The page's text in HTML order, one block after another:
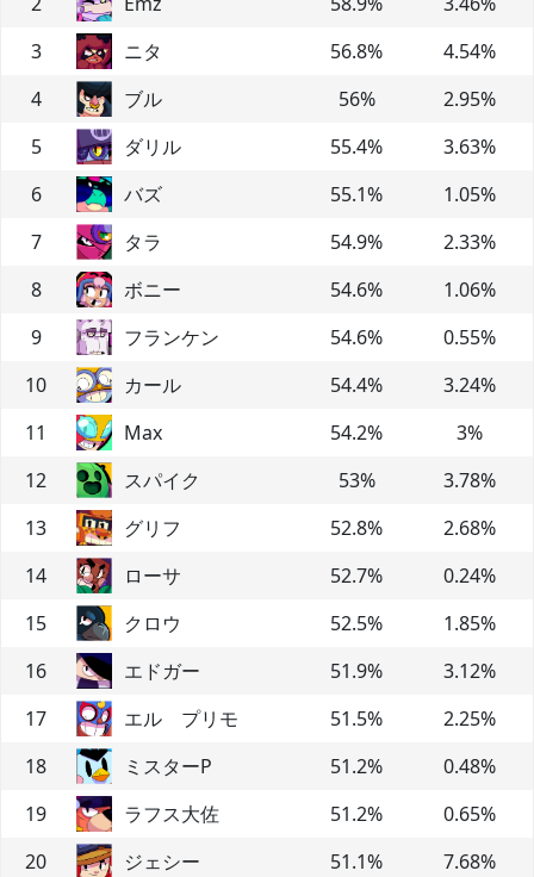
3
ニタ 56.8% 4.54%
4
ブル 56% 2.95%
5
ダリル 55.4% 3.63%
6
バズ 55.1% 1.05%
7
タラ 54.9% 2.33%
8
ボニー 54.6% 1.06%
9
フランケン 54.6% 0.55%
10
カール 54.4% 3.24%
11
Max 54.2% 3%
12
スパイク 53% 3.78%
13
グリフ 52.8% 2.68%
14
ローサ 52.7% 0.24%
15
クロウ 52.5% 1.85%
16
エドガー 51.9% 3.12%
17
エル プリモ 51.5% 2.25%
18
ミスターP 51.2% 0.48%
19
ラフス大佐 51.2% 0.65%
20
ジェシー 51.1% 7.68%